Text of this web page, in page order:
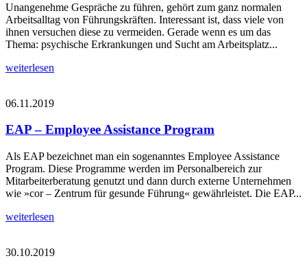
Unangenehme Gespräche zu führen, gehört zum ganz normalen
Arbeitsalltag von Führungskräften. Interessant ist, dass viele von
ihnen versuchen diese zu vermeiden. Gerade wenn es um das
Thema: psychische Erkrankungen und Sucht am Arbeitsplatz...
weiterlesen
06.11.2019
EAP – Employee Assistance Program
Als EAP bezeichnet man ein sogenanntes Employee Assistance
Program. Diese Programme werden im Personalbereich zur
Mitarbeiterberatung genutzt und dann durch externe Unternehmen
wie »cor – Zentrum für gesunde Führung« gewährleistet. Die EAP...
weiterlesen
30.10.2019